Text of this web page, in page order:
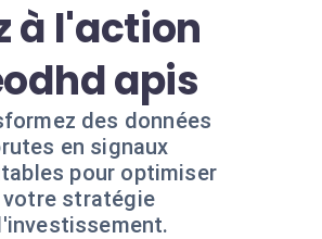
à l'action
apis
des données
en signaux
pour optimiser
votre stratégie